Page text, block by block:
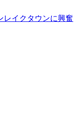
レイクタウンに興奮